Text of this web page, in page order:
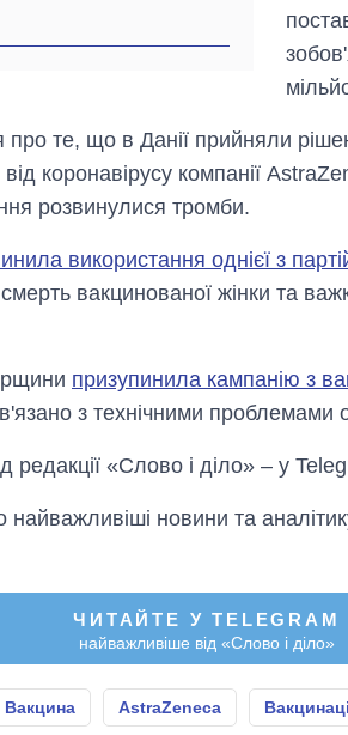
про те, що в Данії прийняли
від коронавірусу компанії
розвинулися тромби.
використання однієї з
вакцинованої жінки та
призупинила кампанію з
з технічними проблемами
редакції «Слово і діло» – у
новини та
ЧИТАЙТЕ У TELEGRAM
найважливіше від «Слово і діло»
Вакцина AstraZeneca